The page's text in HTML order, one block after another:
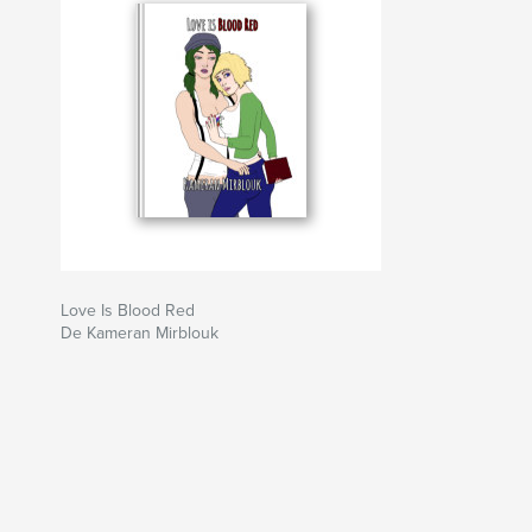
Love Is Blood Red
De Kameran Mirblouk